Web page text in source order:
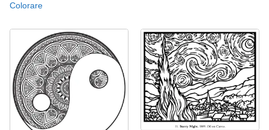
Colorare